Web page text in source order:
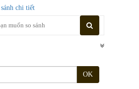
sánh chi tiết
OK